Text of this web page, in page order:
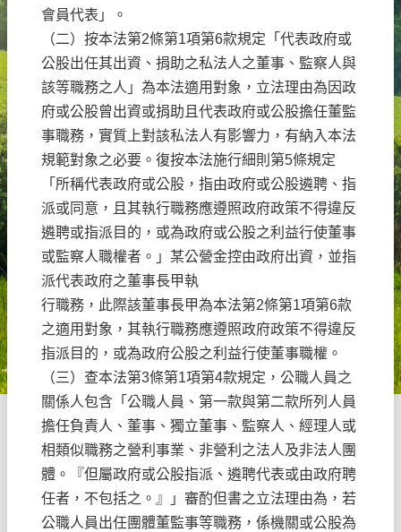
會員代表」。
（二）按本法第2條第1項第6款規定「代表政府或
公股出任其出資、捐助之私法人之董事、監察人與
該等職務之人」為本法適用對象，立法理由為因政
府或公股曾出資或捐助且代表政府或公股擔任董監
事職務，實質上對該私法人有影響力，有納入本法
規範對象之必要。復按本法施行細則第5條規定
「所稱代表政府或公股，指由政府或公股遴聘、指
派或同意，且其執行職務應遵照政府政策不得違反
遴聘或指派目的，或為政府或公股之利益行使董事
或監察人職權者。」某公營金控由政府出資，並指
派代表政府之董事長甲執
行職務，此際該董事長甲為本法第2條第1項第6款
之適用對象，其執行職務應遵照政府政策不得違反
指派目的，或為政府公股之利益行使董事職權。
（三）查本法第3條第1項第4款規定，公職人員之
關係人包含「公職人員、第一款與第二款所列人員
擔任負責人、董事、獨立董事、監察人、經理人或
相類似職務之營利事業、非營利之法人及非法人團
體。『但屬政府或公股指派、遴聘代表或由政府聘
任者，不包括之。』」審酌但書之立法理由為，若
公職人員出任團體董監事等職務，係機關或公股為